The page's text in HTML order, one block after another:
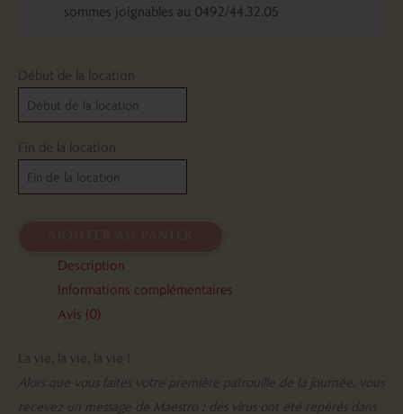
sommes joignables au 0492/44.32.05
Début de la location
Fin de la location
Description
Informations complémentaires
Avis (0)
La vie, la vie, la vie !
Alors que vous faites votre première patrouille de la journée, vous
recevez un message de Maestro : des virus ont été repérés dans